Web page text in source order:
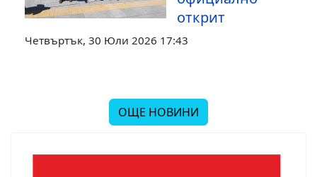
открит
Четвъртък, 30 Юли 2026 17:43
ОЩЕ НОВИНИ